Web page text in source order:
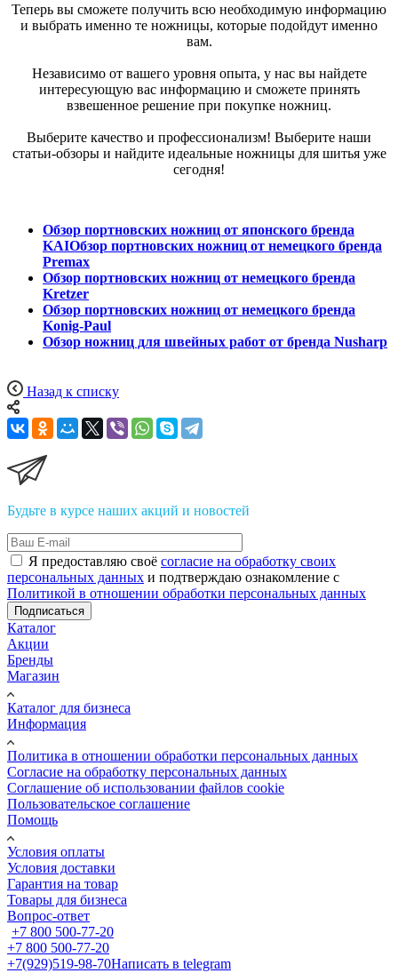
Теперь вы сможете получить всю необходимую информацию
и выбрать именно те ножницы, которые подойдут именно
вам.
Независимо от вашего уровня опыта, у нас вы найдете
интересующую вас информацию и сможете принять
взвешенное решение при покупке ножниц.
Выберите качество и профессионализм! Выберите наши
статьи-обзоры и найдите идеальные ножницы для шитья уже
сегодня!
Обзор портновских ножниц от японского бренда
KAIОбзор портновских ножниц от немецкого бренда
Premax
Обзор портновских ножниц от немецкого бренда
Kretzer
Обзор портновских ножниц от немецкого бренда
Konig-Paul
Обзор ножниц для швейных работ от бренда Nusharp
Назад к списку
Будьте в курсе наших акций и новостей
Я предоставляю своё согласие на обработку своих
персональных данных и подтверждаю ознакомление с
Политикой в отношении обработки персональных данных
Подписаться
Каталог
Акции
Бренды
Магазин
Каталог для бизнеса
Информация
Политика в отношении обработки персональных данных
Cогласие на обработку персональных данных
Cоглашение об использовании файлов cookie
Пользовательское соглашение
Помощь
Условия оплаты
Условия доставки
Гарантия на товар
Товары для бизнеса
Вопрос-ответ
+7 800 500-77-20
+7 800 500-77-20
+7(929)519-98-70Написать в telegram